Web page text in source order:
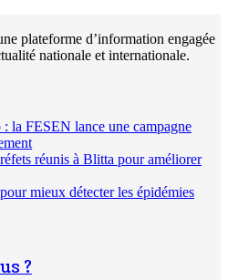
plateforme d’information engagée
nationale et internationale.
la FESEN lance une campagne
réunis à Blitta pour améliorer
mieux détecter les épidémies
?